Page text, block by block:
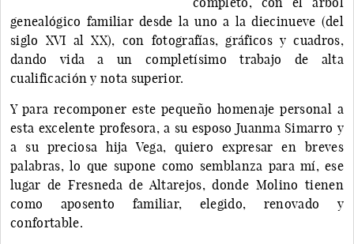
genealógico familiar desde la uno a la diecinueve (del
siglo XVI al XX), con fotografías, gráficos y cuadros,
dando vida a un completísimo trabajo de alta
cualificación y nota superior.
Y para recomponer este pequeño homenaje personal a
esta excelente profesora, a su esposo Juanma Simarro y
a su preciosa hija Vega, quiero expresar en breves
palabras, lo que supone como semblanza para mí, ese
lugar de Fresneda de Altarejos, donde Molino tienen
como aposento familiar, elegido, renovado y
confortable.